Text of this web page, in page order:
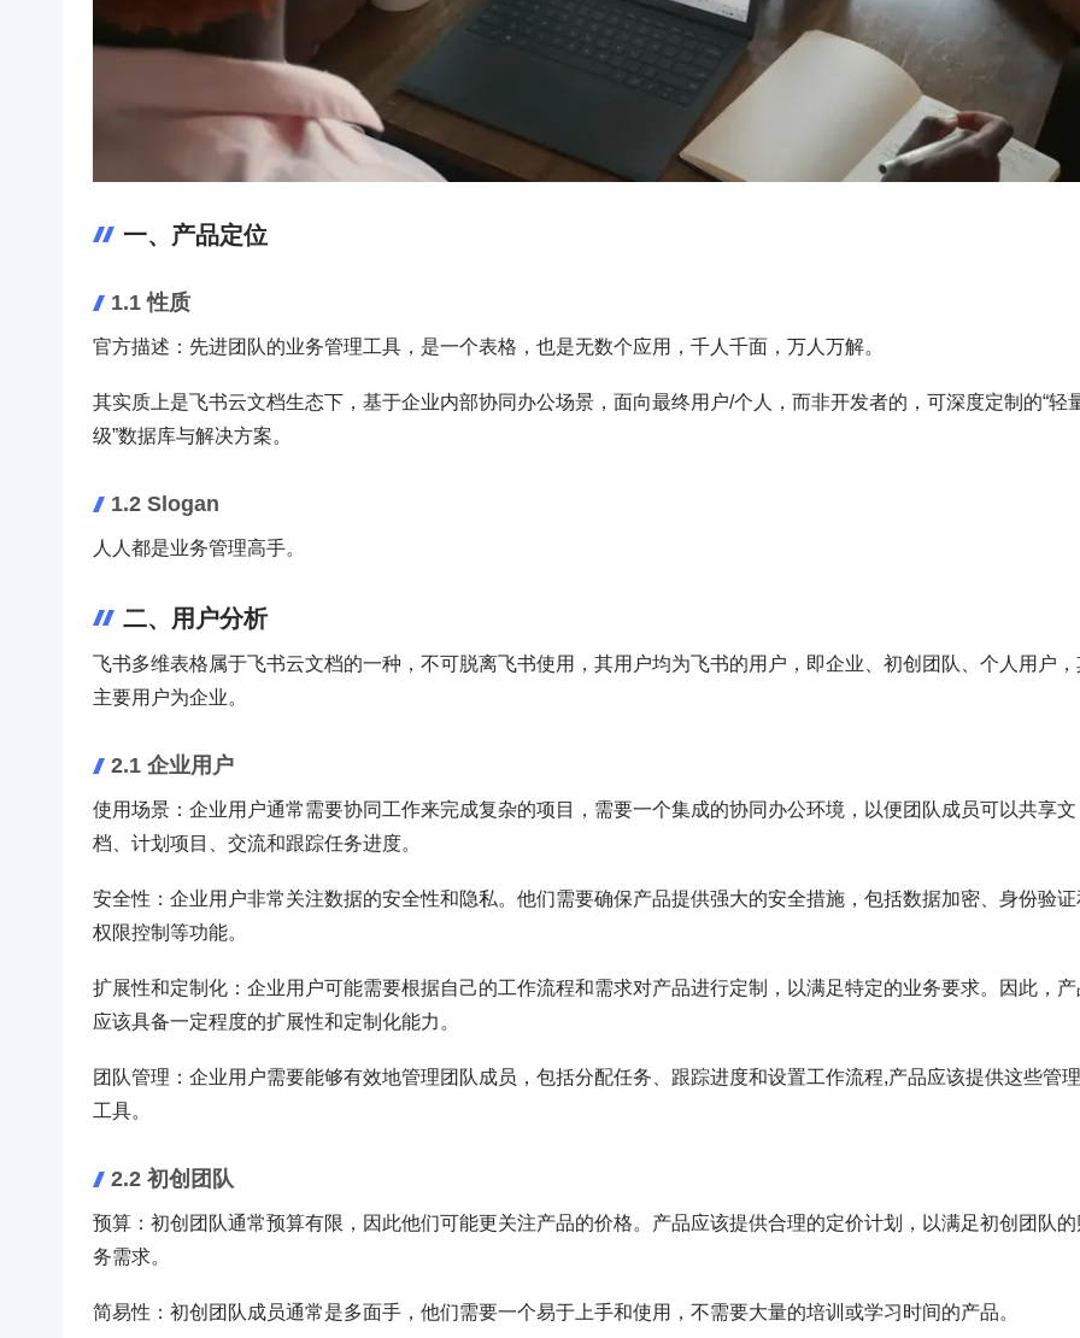
一、产品定位
1.1 性质
官方描述：先进团队的业务管理工具，是一个表格，也是无数个应用，千人千面，万人万解。
其实质上是飞书云文档生态下，基于企业内部协同办公场景，面向最终用户/个人，而非开发者的，可深度定制的“轻
级”数据库与解决方案。
1.2 Slogan
人人都是业务管理高手。
二、用户分析
飞书多维表格属于飞书云文档的一种，不可脱离飞书使用，其用户均为飞书的用户，即企业、初创团队、个人用户，
主要用户为企业。
2.1 企业用户
使用场景：企业用户通常需要协同工作来完成复杂的项目，需要一个集成的协同办公环境，以便团队成员可以共享文
档、计划项目、交流和跟踪任务进度。
安全性：企业用户非常关注数据的安全性和隐私。他们需要确保产品提供强大的安全措施，包括数据加密、身份验证
权限控制等功能。
扩展性和定制化：企业用户可能需要根据自己的工作流程和需求对产品进行定制，以满足特定的业务要求。因此，产
应该具备一定程度的扩展性和定制化能力。
团队管理：企业用户需要能够有效地管理团队成员，包括分配任务、跟踪进度和设置工作流程,产品应该提供这些管理
工具。
2.2 初创团队
预算：初创团队通常预算有限，因此他们可能更关注产品的价格。产品应该提供合理的定价计划，以满足初创团队的
务需求。
简易性：初创团队成员通常是多面手，他们需要一个易于上手和使用，不需要大量的培训或学习时间的产品。